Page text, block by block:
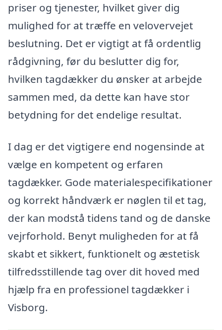
priser og tjenester, hvilket giver dig
mulighed for at træffe en velovervejet
beslutning. Det er vigtigt at få ordentlig
rådgivning, før du beslutter dig for,
hvilken tagdækker du ønsker at arbejde
sammen med, da dette kan have stor
betydning for det endelige resultat.
I dag er det vigtigere end nogensinde at
vælge en kompetent og erfaren
tagdækker. Gode materialespecifikationer
og korrekt håndværk er nøglen til et tag,
der kan modstå tidens tand og de danske
vejrforhold. Benyt muligheden for at få
skabt et sikkert, funktionelt og æstetisk
tilfredsstillende tag over dit hoved med
hjælp fra en professionel tagdækker i
Visborg.